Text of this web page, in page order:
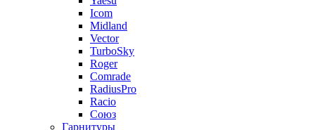
Icom
Midland
Vector
TurboSky
Roger
Comrade
RadiusPro
Racio
Союз
Гарнитуры